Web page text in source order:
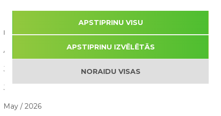
RAKSTU ARHĪVS
August / 2026
July / 2026
June / 2026
May / 2026
APSTIPRINU VISU
APSTIPRINU IZVĒLĒTĀS
NORAIDU VISAS